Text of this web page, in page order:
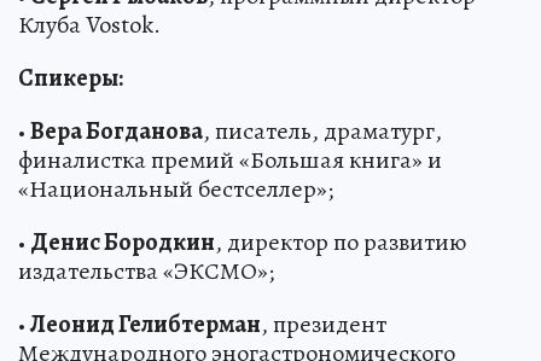
Клуба Vostok.
Спикеры:
•Вера Богданова, писатель, драматург,
финалистка премий «Большая книга» и
«Национальный бестселлер»;
• Денис Бородкин, директор по развитию
издательства «ЭКСМО»;
•Леонид Гелибтерман, президент
Международного эногастрономического